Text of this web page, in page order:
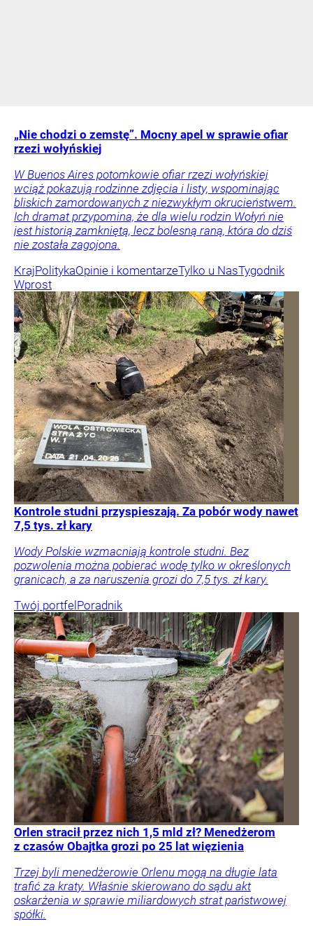
„Nie chodzi o zemstę”. Mocny apel w sprawie ofiar
rzezi wołyńskiej
W Buenos Aires potomkowie ofiar rzezi wołyńskiej
wciąż pokazują rodzinne zdjęcia i listy, wspominając
bliskich zamordowanych z niezwykłym okrucieństwem.
Ich dramat przypomina, że dla wielu rodzin Wołyń nie
jest historią zamkniętą, lecz bolesną raną, która do dziś
nie została zagojona.
KrajPolitykaOpinie i komentarzeTylko u NasTygodnik
Wprost
Kontrole studni przyspieszają. Za pobór wody nawet
7,5 tys. zł kary
Wody Polskie wzmacniają kontrole studni. Bez
pozwolenia można pobierać wodę tylko w określonych
granicach, a za naruszenia grozi do 7,5 tys. zł kary.
Twój portfelPoradnik
Orlen stracił przez nich 1,5 mld zł? Menedżerom
z czasów Obajtka grozi po 25 lat więzienia
Trzej byli menedżerowie Orlenu mogą na długie lata
trafić za kraty. Właśnie skierowano do sądu akt
oskarżenia w sprawie miliardowych strat państwowej
spółki.